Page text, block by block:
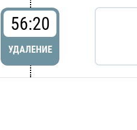
56:20
УДАЛЕНИЕ